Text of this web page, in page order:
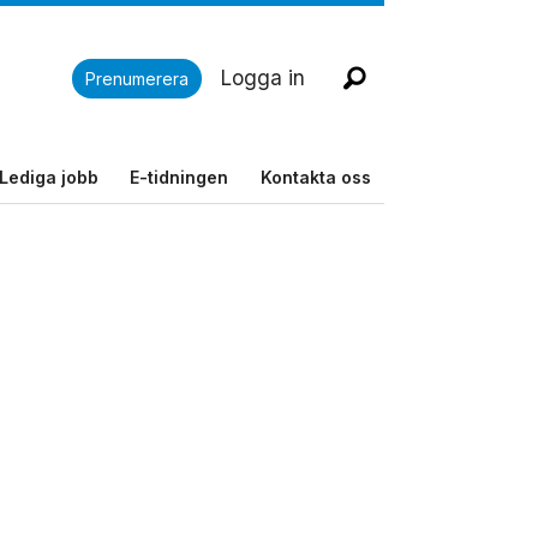
Prenumerera Logga in
Lediga jobb E-tidningen Kontakta oss